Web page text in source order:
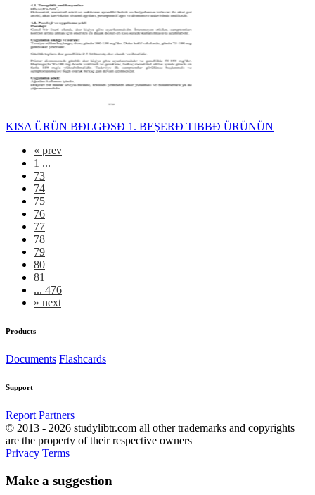
KISA ÜRÜN BĐLGĐSĐ 1. BEŞERĐ TIBBĐ ÜRÜNÜN
« prev
1 ...
73
74
75
76
77
78
79
80
81
... 476
» next
Products
Documents Flashcards
Support
Report Partners
© 2013 - 2026 studylibtr.com all other trademarks and copyrights
are the property of their respective owners
Privacy Terms
Make a suggestion